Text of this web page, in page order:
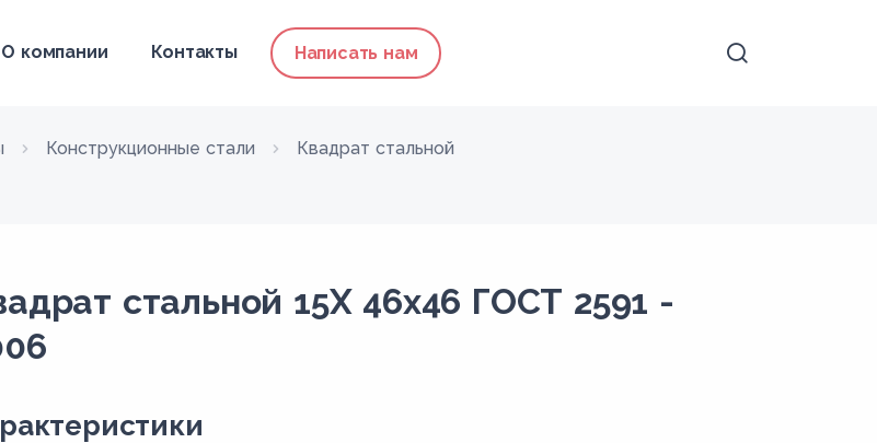
О компании Контакты Написать нам
Конструкционные стали
Квадрат стальной
стальной 15Х 46x46 ГОСТ 2591 -